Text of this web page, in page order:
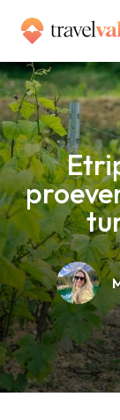
Home »